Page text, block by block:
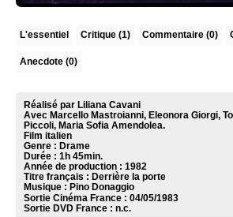
L'essentiel Critique (1) Commentaire (0)
Anecdote (0)
Réalisé par Liliana Cavani
Avec Marcello Mastroianni, Eleonora Giorgi,
Piccoli, Maria Sofia Amendolea.
Film italien
Genre : Drame
Durée : 1h 45min.
Année de production : 1982
Titre français : Derrière la porte
Musique : Pino Donaggio
Sortie Cinéma France : 04/05/1983
Sortie DVD France : n.c.